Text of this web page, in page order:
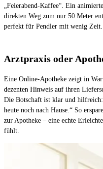
„Feierabend-Kaffee“. Ein
direkten Weg zum nur 50 Meter
perfekt für Pendler mit wenig Zeit.
Arztpraxis oder
Eine Online-Apotheke zeigt in
dezenten Hinweis auf ihren
Die Botschaft ist klar und
heute noch nach Hause.“ So
zur Apotheke – eine echte
fühlt.